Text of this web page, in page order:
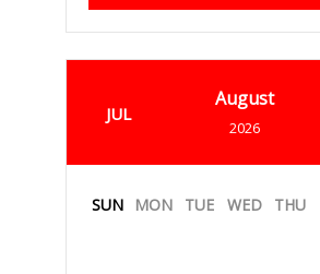
JUL
August
2026
SUN MON TUE WED THU